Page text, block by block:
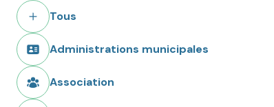
Tous
Administrations municipales
Association